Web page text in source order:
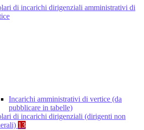
di incarichi dirigenziali amministrativi di
Incarichi amministrativi di vertice (da
pubblicare in tabelle)
di incarichi dirigenziali (dirigenti non
13